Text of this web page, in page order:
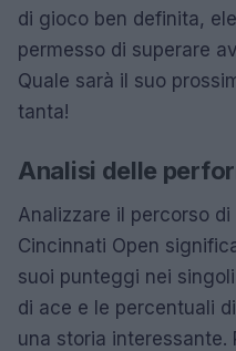
di gioco ben definita,
permesso di superare
Quale sarà il suo
tanta!
Analisi delle
Analizzare il percorso
Cincinnati Open
suoi punteggi nei
di ace e le percentuali
una storia interessante.